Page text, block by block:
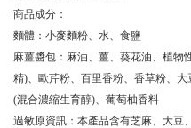
商品成分：
麵體：小麥麵粉、水、食鹽
麻薑醬包：麻油、薑、葵花油、植物
精)、歐芹粉、百里香粉、香草粉、
(混合濃縮生育醇)、葡萄柚香料
過敏原資訊：本產品含有芝麻、大豆